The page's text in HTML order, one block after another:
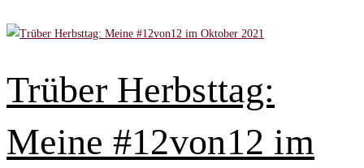
Trüber Herbsttag:
Meine #12von12 im